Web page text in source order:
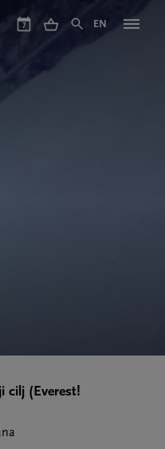
7 EN
cilj (Everest!